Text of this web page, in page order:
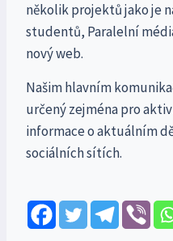
několik projektů jako je
studentů, Paralelní
nový web.
Našim hlavním
určený zejména pro
informace o aktuálním
sociálních sítích.